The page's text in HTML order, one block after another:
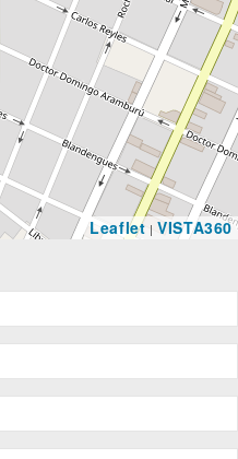
Leaflet |VISTA360